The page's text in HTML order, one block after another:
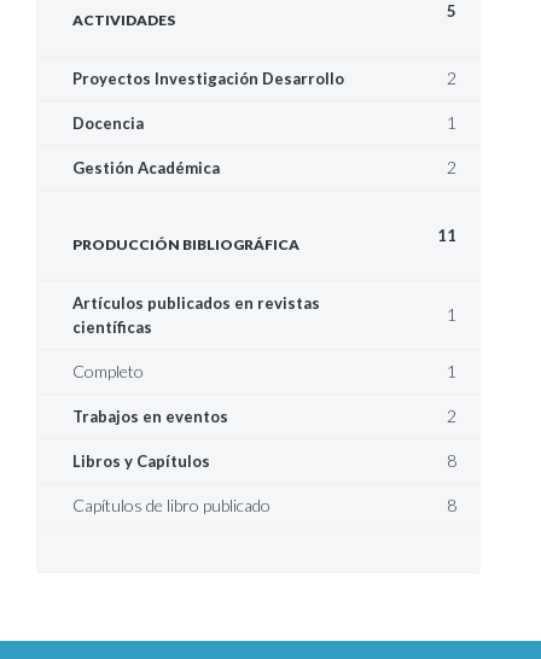
ACTIVIDADES 5
Proyectos Investigación Desarrollo 2
Docencia 1
Gestión Académica 2
PRODUCCIÓN BIBLIOGRÁFICA 11
Artículos publicados en revistas
científicas
1
Completo 1
Trabajos en eventos 2
Libros y Capítulos 8
Capítulos de libro publicado 8